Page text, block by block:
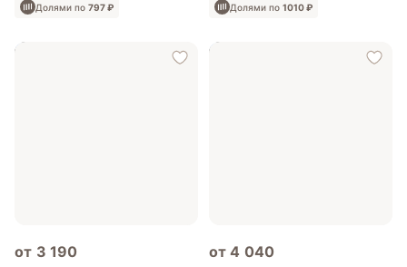
Долями по797 ₽ Долями по 1010 ₽
от 3 190 от 4 040